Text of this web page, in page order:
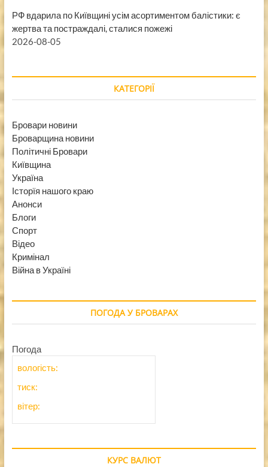
РФ вдарила по Київщині усім асортиментом балістики: є
жертва та постраждалі, сталися пожежі
2026-08-05
КАТЕГОРІЇ
Бровари новини
Броварщина новини
Політичні Бровари
Київщина
Україна
Історїя нашого краю
Анонси
Блоги
Спорт
Відео
Кримінал
Війна в Україні
ПОГОДА У БРОВАРАХ
Погода
вологість:
тиск:
вітер:
КУРС ВАЛЮТ